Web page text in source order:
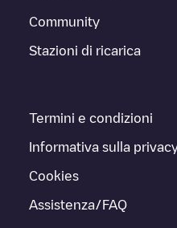
Community
Stazioni di ricarica
Termini e condizioni
Informativa sulla
Cookies
Assistenza/FAQ